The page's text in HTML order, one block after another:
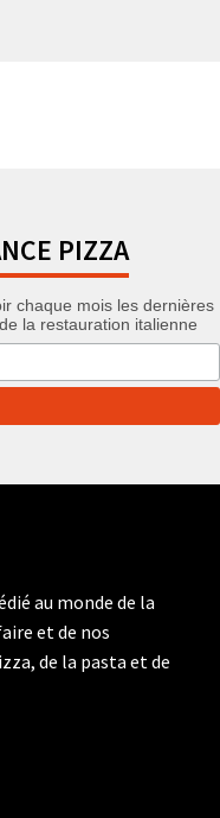
PIZZA
chaque mois les dernières
la restauration italienne
au monde de la
et de nos
de la pasta et de